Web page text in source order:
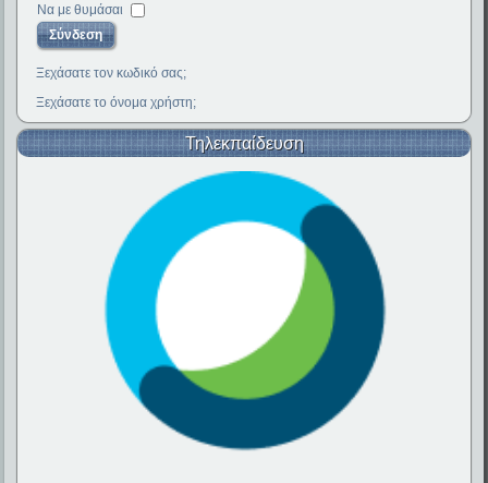
Να με θυμάσαι
Ξεχάσατε τον κωδικό σας;
Ξεχάσατε το όνομα χρήστη;
Τηλεκπαίδευση